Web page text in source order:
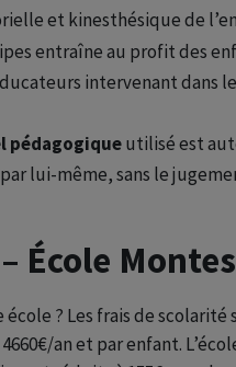
et kinesthésique de
entraîne au profit des
intervenant dans
pédagogiqueutilisé est
lui-même, sans le
École
? Les frais de
an et par enfant.